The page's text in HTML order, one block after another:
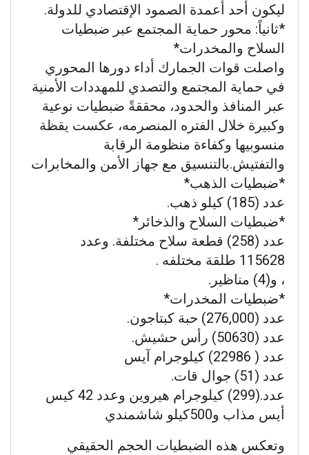
ليكون أحد أعمدة الصمود الإقتصادي للدولة.
*ثانياً: محور حماية المجتمع عبر ضبطيات
السلاح والمخدرات*
واصلت قوات الجمارك أداء دورها المحوري
في حماية المجتمع والتصدي للمهددات الأمنية
عبر المنافذ والحدود، محققةً ضبطيات نوعية
وكبيرة خلال الفتره المنصرمه، عكست يقظة
منسوبيها وكفاءة منظومة الرقابة
والتفتيش.بالتنسيق مع جهاز الأمن والمخابرات
*ضبطيات الذهب*
عدد (185) كيلو ذهب.
*ضبطيات السلاح والذخائر*
عدد (258) قطعة سلاح مختلفة. وعدد
115628 طلقة مختلفه .
، و(4) مناظير.
*ضبطيات المخدرات*
عدد (276,000) حبة كبتاجون.
عدد (50630) رأس حشيش.
عدد ( 22986) كيلوجرام آيس
عدد (51) جوال قات.
عدد.(299) كيلوجرام هيروين وعدد 42 كيس
أيس مذاب و500كيلو شاشمندي
وتعكس هذه الضبطيات الحجم الحقيقي